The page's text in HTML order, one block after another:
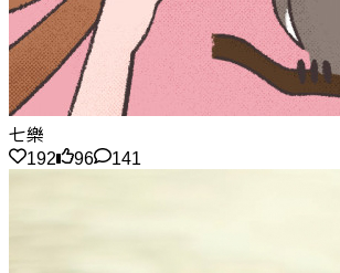
七樂
192
96 141